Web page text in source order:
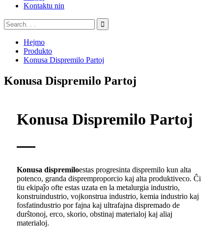
Kontaktu nin
Hejmo
Produkto
Konusa Dispremilo Partoj
Konusa Dispremilo Partoj
Konusa Dispremilo Partoj
Konusa dispremiloestas progresinta dispremilo kun alta
potenco, granda dispremproporcio kaj alta produktiveco. Ĉi
tiu ekipaĵo ofte estas uzata en la metalurgia industrio,
konstruindustrio, vojkonstrua industrio, kemia industrio kaj
fosfatindustrio por fajna kaj ultrafajna dispremado de
durŝtonoj, erco, skorio, obstinaj materialoj kaj aliaj
materialoj.